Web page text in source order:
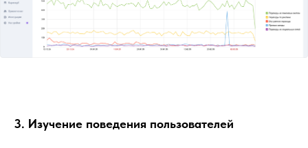
3. Изучение поведения пользователей